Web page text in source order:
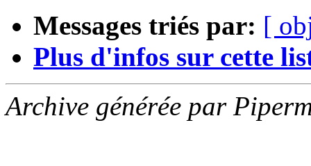
Messages triés par: [
Plus d'infos sur cette
Archive générée par